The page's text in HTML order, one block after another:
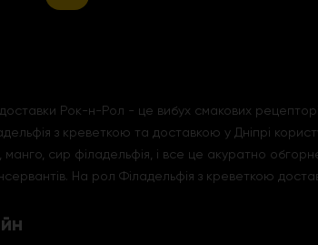
Рок-н-Рол - це вибух смакових рецепторів
з креветкою та доставкою у Дніпрі
сир філадельфія, і все це акуратно
На рол Філадельфія з креветкою